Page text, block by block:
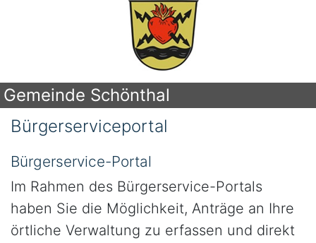
Gemeinde Schönthal
Bürgerserviceportal
Bürgerservice-Portal
Im Rahmen des Bürgerservice-Portals
haben Sie die Möglichkeit, Anträge an Ihre
örtliche Verwaltung zu erfassen und direkt